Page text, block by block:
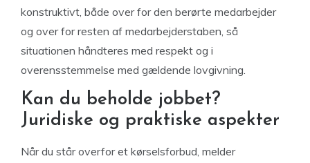
konstruktivt, både over for den berørte medarbejder
og over for resten af medarbejderstaben, så
situationen håndteres med respekt og i
overensstemmelse med gældende lovgivning.
Kan du beholde jobbet?
Juridiske og praktiske aspekter
Når du står overfor et kørselsforbud, melder